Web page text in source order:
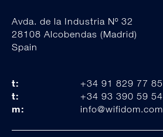
Avda. de la Industria Nº 32
28108 Alcobendas (Madrid)
Spain
t: +34 91 829 77 85
t: +34 93 390 59 54
m: info@wifidom.com